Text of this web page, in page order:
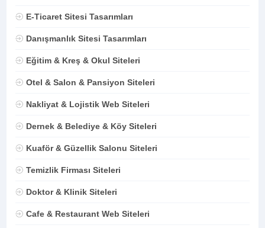
E-Ticaret Sitesi Tasarımları
Danışmanlık Sitesi Tasarımları
Eğitim & Kreş & Okul Siteleri
Otel & Salon & Pansiyon Siteleri
Nakliyat & Lojistik Web Siteleri
Dernek & Belediye & Köy Siteleri
Kuaför & Güzellik Salonu Siteleri
Temizlik Firması Siteleri
Doktor & Klinik Siteleri
Cafe & Restaurant Web Siteleri